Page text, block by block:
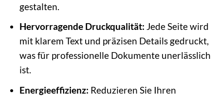
gestalten.
Hervorragende Druckqualität: Jede Seite wird
mit klarem Text und präzisen Details gedruckt,
was für professionelle Dokumente unerlässlich
ist.
Energieeffizienz: Reduzieren Sie Ihren